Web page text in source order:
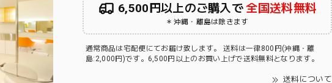
6,500円以上のご購入で全国送料無料
＊沖縄・離島は除きます
通常商品は宅配便にてお届け致します。 送料は一律800円(沖縄・離
島:2,000円)です。6,500円以上のお買い上げで送料無料となります。
送料について